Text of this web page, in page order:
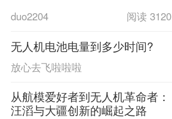
duo2204 阅读 3120
无人机电池电量到多少时间?
放心去飞啦啦啦
从航模爱好者到无人机革命者：
汪滔与大疆创新的崛起之路